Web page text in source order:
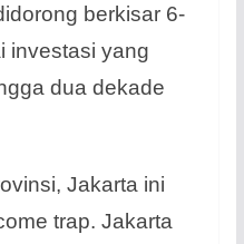
berkisar 6-
investasi yang
dua dekade
Jakarta ini
trap. Jakarta